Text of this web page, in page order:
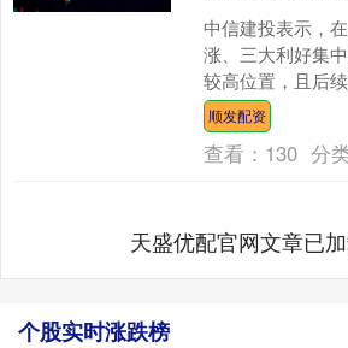
中信建投表示，
涨、三大利好集
较高位置，且后
场可能面临新一
者暂缓加仓。A股
顺发配资
查看： 130 分
天盛优配官网文章已
个股实时涨跌榜